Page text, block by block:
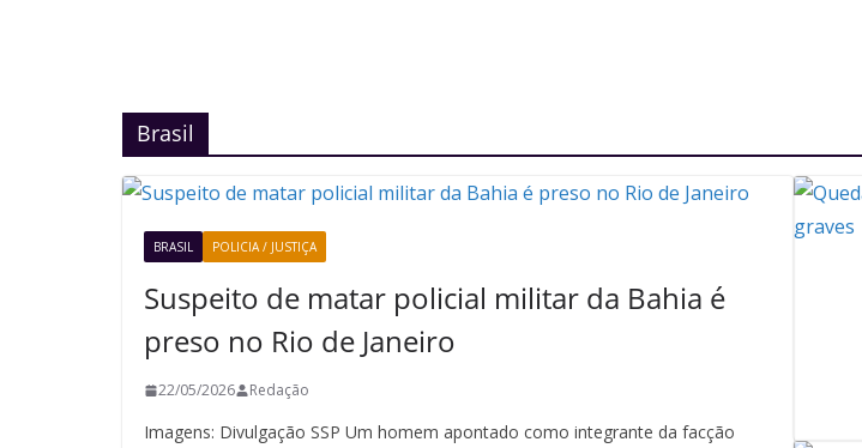
Brasil
BRASIL POLICIA / JUSTIÇA
Suspeito de matar policial militar da Bahia é
preso no Rio de Janeiro
22/05/2026 Redação
Imagens: Divulgação SSP Um homem apontado como integrante da facção